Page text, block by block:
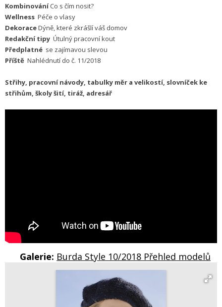
KombinováníCo s čím nosit?
Wellness Péče o vlasy
DekoraceDýně, které zkrášlí váš domov
Redakční tipy Útulný pracovní kout
Předplatné se zajímavou slevou
Příště Nahlédnutí do č. 11/2018
Střihy, pracovní návody, tabulky měr a velikostí, slovníček ke
střihům, školy šití, tiráž, adresář
Galerie: Burda Style 10/2018 Přehled modelů